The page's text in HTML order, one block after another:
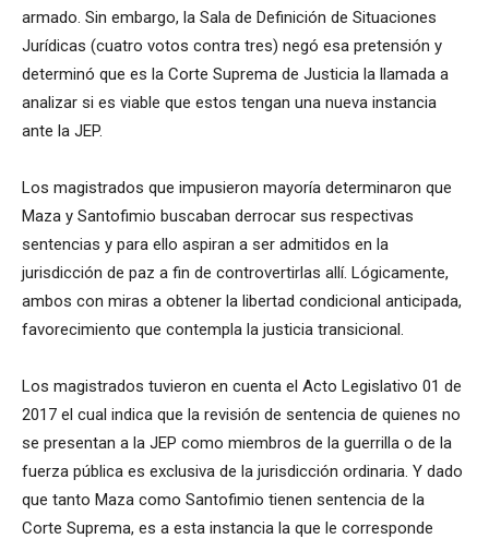
armado. Sin embargo, la Sala de Definición de Situaciones
Jurídicas (cuatro votos contra tres) negó esa pretensión y
determinó que es la Corte Suprema de Justicia la llamada a
analizar si es viable que estos tengan una nueva instancia
ante la JEP.
Los magistrados que impusieron mayoría determinaron que
Maza y Santofimio buscaban derrocar sus respectivas
sentencias y para ello aspiran a ser admitidos en la
jurisdicción de paz a fin de controvertirlas allí. Lógicamente,
ambos con miras a obtener la libertad condicional anticipada,
favorecimiento que contempla la justicia transicional.
Los magistrados tuvieron en cuenta el Acto Legislativo 01 de
2017 el cual indica que la revisión de sentencia de quienes no
se presentan a la JEP como miembros de la guerrilla o de la
fuerza pública es exclusiva de la jurisdicción ordinaria. Y dado
que tanto Maza como Santofimio tienen sentencia de la
Corte Suprema, es a esta instancia la que le corresponde